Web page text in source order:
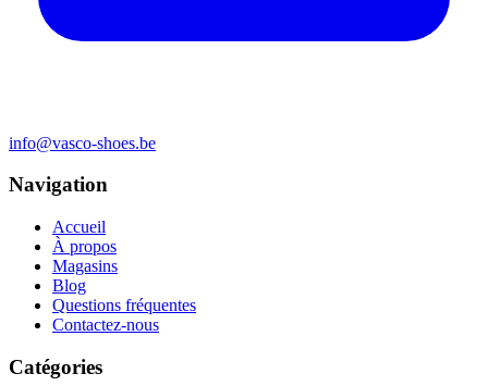
info@vasco-shoes.be
Navigation
Accueil
À propos
Magasins
Blog
Questions fréquentes
Contactez-nous
Catégories